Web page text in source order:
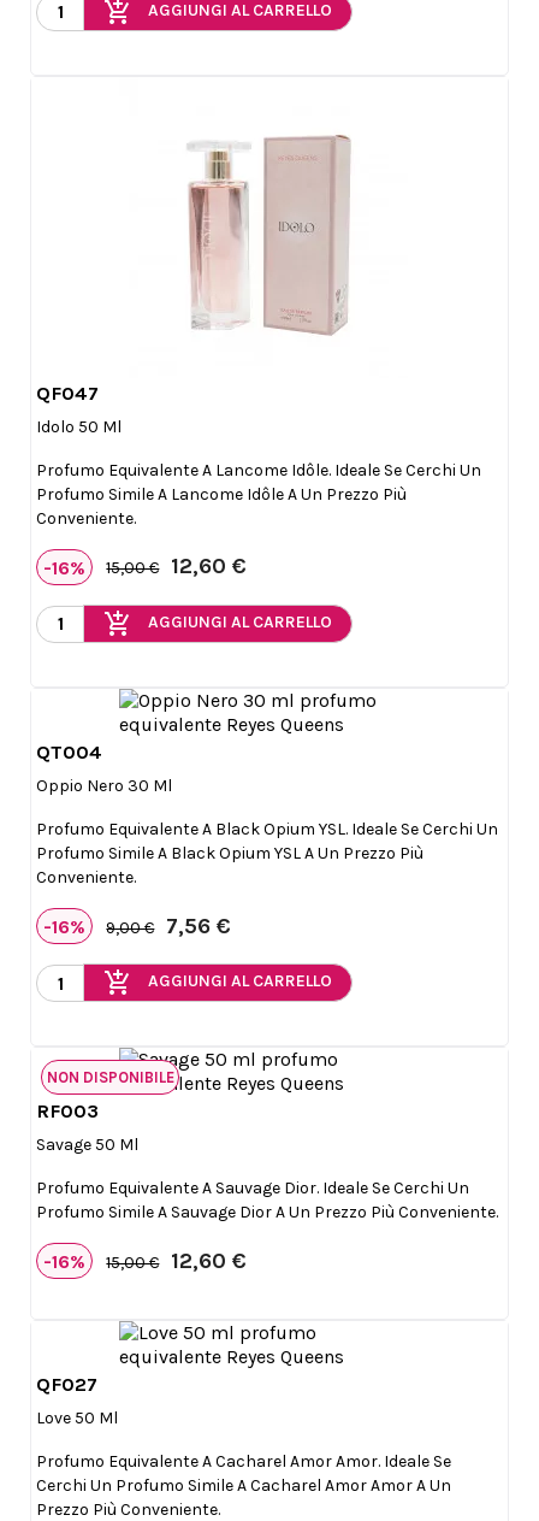
add_shopping_cart AGGIUNGI AL CARRELLO
QF047
Idolo 50 Ml
Profumo Equivalente A Lancome Idôle. Ideale Se Cerchi Un
Profumo Simile A Lancome Idôle A Un Prezzo Più
Conveniente.
-16% 15,00 € 12,60 €
add_shopping_cart AGGIUNGI AL CARRELLO
QT004
Oppio Nero 30 Ml
Profumo Equivalente A Black Opium YSL. Ideale Se Cerchi Un
Profumo Simile A Black Opium YSL A Un Prezzo Più
Conveniente.
-16% 9,00 € 7,56 €
add_shopping_cart AGGIUNGI AL CARRELLO
RF003
Savage 50 Ml
Profumo Equivalente A Sauvage Dior. Ideale Se Cerchi Un
Profumo Simile A Sauvage Dior A Un Prezzo Più Conveniente.
-16% 15,00 € 12,60 €
NON DISPONIBILE
QF027
Love 50 Ml
Profumo Equivalente A Cacharel Amor Amor. Ideale Se
Cerchi Un Profumo Simile A Cacharel Amor Amor A Un
Prezzo Più Conveniente.